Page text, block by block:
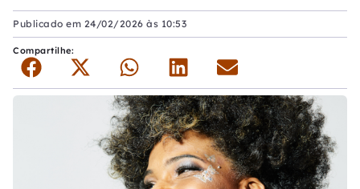
Publicado em 24/02/2026 às 10:53
Compartilhe: